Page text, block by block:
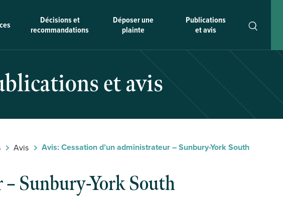
Décisions et
recommandations
Déposer une
plainte
Publications
et avis
et avis
Avis Avis: Cessation d’un administrateur – Sunbury-York South
– Sunbury-York South